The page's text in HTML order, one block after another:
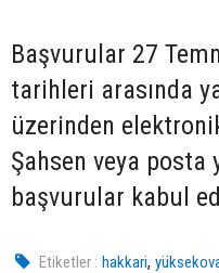
Başvurular 27
tarihleri arasında
üzerinden
Şahsen veya posta
başvurular kabul
Etiketler : hakkari,